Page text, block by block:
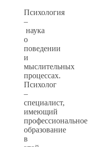
Психология
–
наука
о
поведении
и
мыслительных
процессах.
Психолог
–
специалист,
имеющий
профессиональное
образование
в